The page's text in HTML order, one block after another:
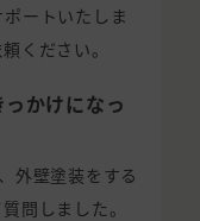
ートいたしま
ください。
かけになっ
外壁塗装をする
問しました。